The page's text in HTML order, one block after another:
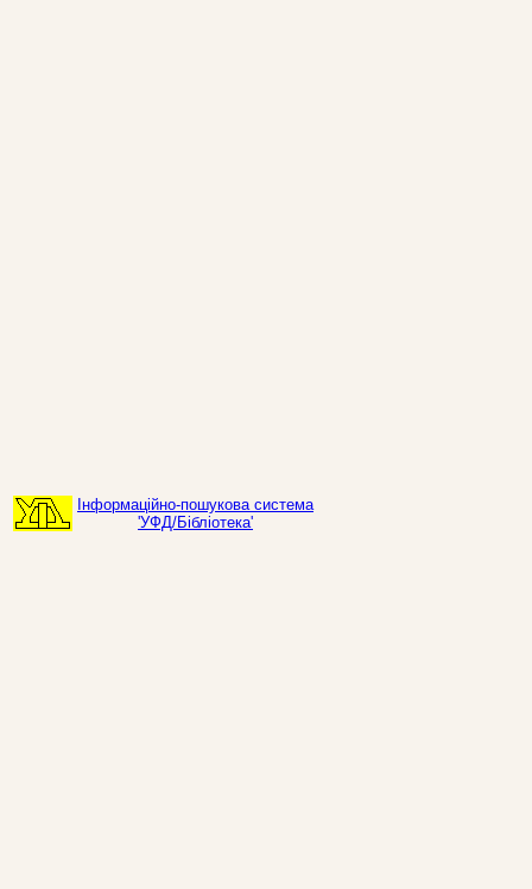
Інформаційно-пошукова система
'УФД/Бібліотека'